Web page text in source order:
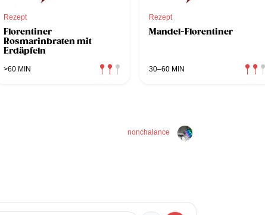
Rezept
Florentiner
Rosmarinbraten mit
Erdäpfeln
>60 MIN
Rezept
Mandel-Florentiner
30–60 MIN
nonchalance